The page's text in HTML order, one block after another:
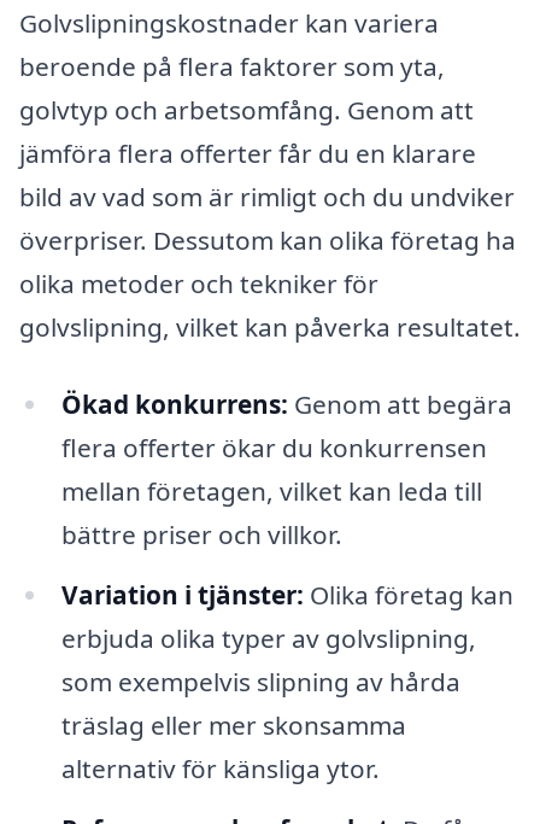
Golvslipningskostnader kan variera
beroende på flera faktorer som yta,
golvtyp och arbetsomfång. Genom att
jämföra flera offerter får du en klarare
bild av vad som är rimligt och du undviker
överpriser. Dessutom kan olika företag ha
olika metoder och tekniker för
golvslipning, vilket kan påverka resultatet.
Ökad konkurrens: Genom att begära
flera offerter ökar du konkurrensen
mellan företagen, vilket kan leda till
bättre priser och villkor.
Variation i tjänster: Olika företag kan
erbjuda olika typer av golvslipning,
som exempelvis slipning av hårda
träslag eller mer skonsamma
alternativ för känsliga ytor.